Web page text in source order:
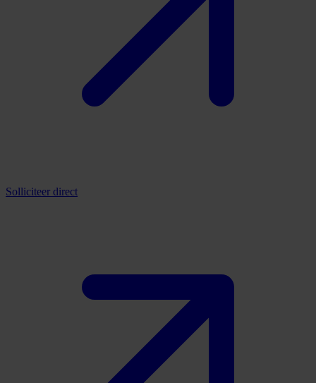
Solliciteer direct